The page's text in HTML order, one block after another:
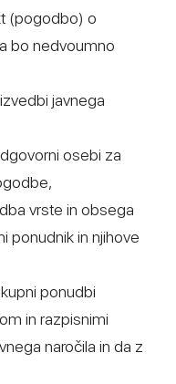
(pogodbo) o
bo nedvoumno
javnega
osebi za
vrste in obsega
ponudnik in njihove
ponudbi
in razpisnimi
naročila in da z